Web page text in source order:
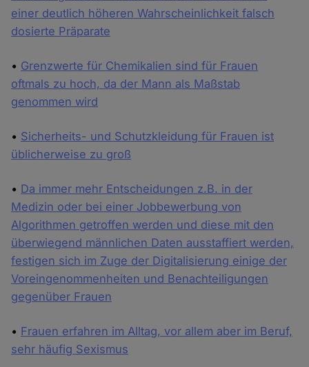
einer deutlich höheren Wahrscheinlichkeit falsch
dosierte Präparate
• Grenzwerte für Chemikalien sind für Frauen
oftmals zu hoch, da der Mann als Maßstab
genommen wird
• Sicherheits- und Schutzkleidung für Frauen ist
üblicherweise zu groß
• Da immer mehr Entscheidungen z.B. in der
Medizin oder bei einer Jobbewerbung von
Algorithmen getroffen werden und diese mit den
überwiegend männlichen Daten ausstaffiert werden,
festigen sich im Zuge der Digitalisierung einige der
Voreingenommenheiten und Benachteiligungen
gegenüber Frauen
• Frauen erfahren im Alltag, vor allem aber im Beruf,
sehr häufig Sexismus